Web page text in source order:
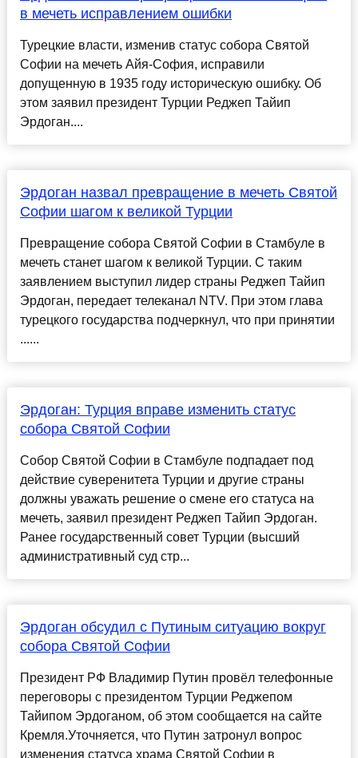
в мечеть исправлением ошибки
Турецкие власти, изменив статус собора Святой
Софии на мечеть Айя-София, исправили
допущенную в 1935 году историческую ошибку. Об
этом заявил президент Турции Реджеп Тайип
Эрдоган....
Эрдоган назвал превращение в мечеть Святой
Софии шагом к великой Турции
Превращение собора Святой Софии в Стамбуле в
мечеть станет шагом к великой Турции. С таким
заявлением выступил лидер страны Реджеп Тайип
Эрдоган, передает телеканал NTV. При этом глава
турецкого государства подчеркнул, что при принятии
......
Эрдоган: Турция вправе изменить статус
собора Святой Софии
Собор Святой Софии в Стамбуле подпадает под
действие суверенитета Турции и другие страны
должны уважать решение о смене его статуса на
мечеть, заявил президент Реджеп Тайип Эрдоган.
Ранее государственный совет Турции (высший
административный суд стр...
Эрдоган обсудил с Путиным ситуацию вокруг
собора Святой Софии
Президент РФ Владимир Путин провёл телефонные
переговоры с президентом Турции Реджепом
Тайипом Эрдоганом, об этом сообщается на сайте
Кремля.Уточняется, что Путин затронул вопрос
изменения статуса храма Святой Софии в